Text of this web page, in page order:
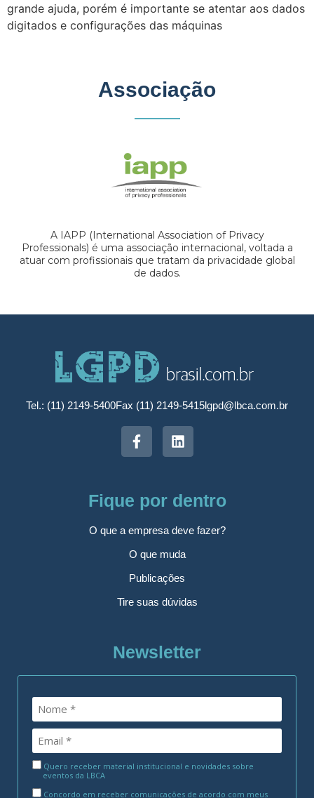
grande ajuda, porém é importante se atentar aos dados
digitados e configurações das máquinas
Associação
A IAPP (International Association of Privacy
Professionals) é uma associação internacional, voltada a
atuar com profissionais que tratam da privacidade global
de dados.
Tel.: (11) 2149-5400Fax (11) 2149-5415lgpd@lbca.com.br
Fique por dentro
O que a empresa deve fazer?
O que muda
Publicações
Tire suas dúvidas
Newsletter
Quero receber material institucional e novidades sobre
eventos da LBCA
Concordo em receber comunicações de acordo com meus